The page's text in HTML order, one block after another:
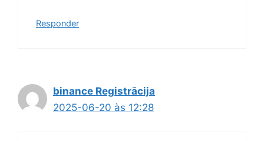
Responder
binance Registrācija
2025-06-20 às 12:28